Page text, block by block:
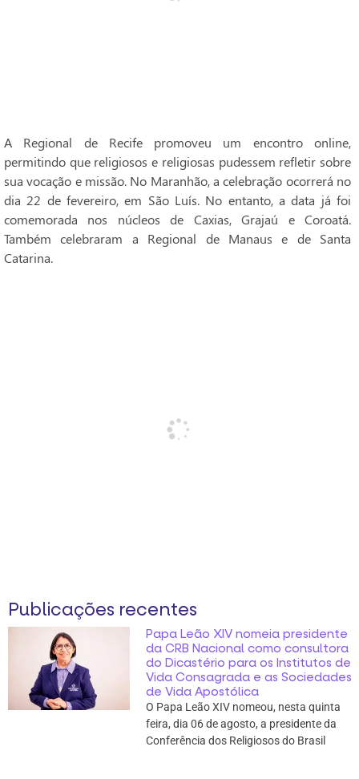
A Regional de Recife promoveu um encontro online,
permitindo que religiosos e religiosas pudessem refletir sobre
sua vocação e missão. No Maranhão, a celebração ocorrerá no
dia 22 de fevereiro, em São Luís. No entanto, a data já foi
comemorada nos núcleos de Caxias, Grajaú e Coroatá.
Também celebraram a Regional de Manaus e de Santa
Catarina.
Publicações recentes
Papa Leão XIV nomeia presidente
da CRB Nacional como consultora
do Dicastério para os Institutos de
Vida Consagrada e as Sociedades
de Vida Apostólica
O Papa Leão XIV nomeou, nesta quinta
feira, dia 06 de agosto, a presidente da
Conferência dos Religiosos do Brasil